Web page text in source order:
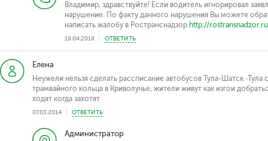
Владимир, здравствуйте! Если водитель игнорировал
нарушение. По факту данного нарушения Вы можете
написать жалобу в Ространснадзор http://
19.04.2018 ОТВЕТИТЬ
Елена
Неужели нельзя сделать рассписание автобусов Тула-Шатск -Тула
трамвайного кольца в Криволучье, жители живут как изгои
ходят когда захотят
07.03.2014 ОТВЕТИТЬ
Администратор